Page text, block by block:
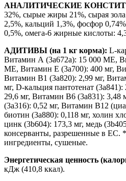
АНАЛИТИЧЕСКИЕ
32%, сырые жиры 21%, сырая зола
2,5%, кальций 1,3%, фосфор
0,5%, омега-6 жирные кислоты:
АДИТИВЫ (на 1 кг корма): L-
Витамин А (3а672а): 15 000 МЕ,
МЕ, Витамин Е (3а700): 400 мг,
Витамин В1 (3а820): 2,99 мг,
мг, D-кальция пантотенат
29,6 мг, Витамин В6 (3а831): 3,48
(3а316): 0,52 мг, Витамин В12
биотин (3а880): 0,118 мг, холин
цинк (3b604): 173,3 мг, медь
консерванты, разрешенные в ЕС.
ингредиенты, сушеные.
Энергетическая ценность
кДж (410,8 ккал).